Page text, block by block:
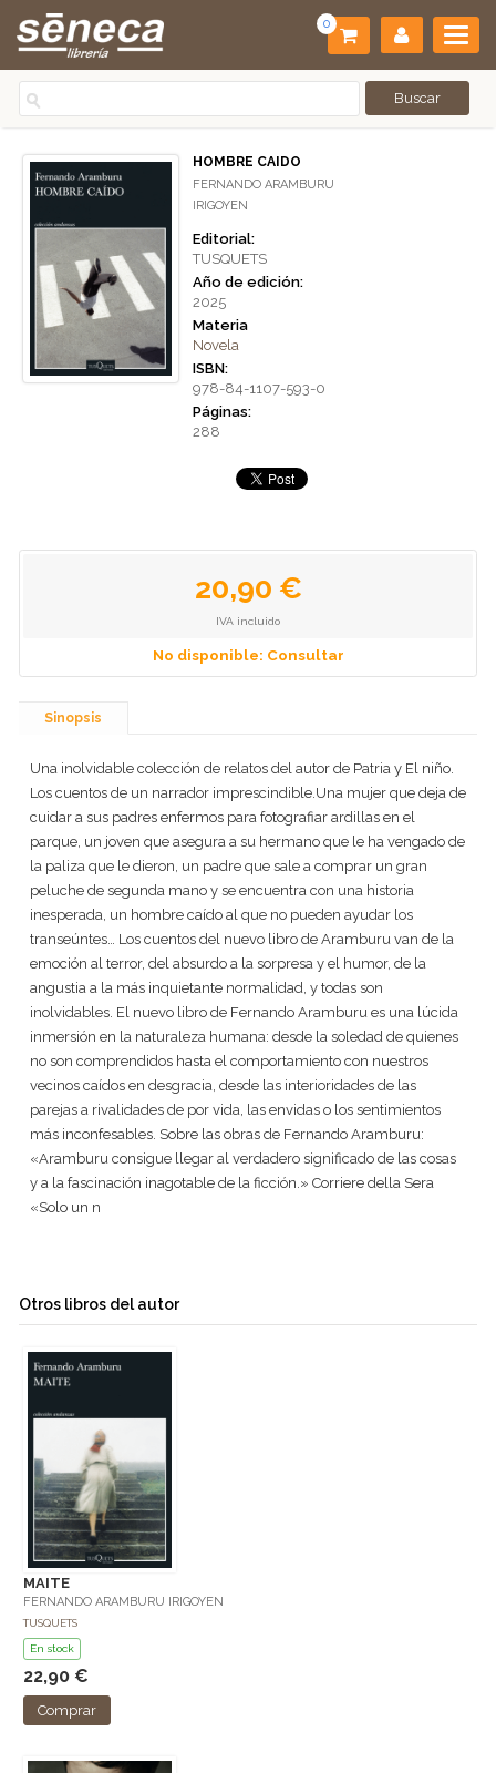
0
HOMBRE CAIDO
FERNANDO ARAMBURU
IRIGOYEN
Editorial:
TUSQUETS
Año de edición:
2025
Materia
Novela
ISBN:
978-84-1107-593-0
Páginas:
288
20,90 €
IVA incluido
No disponible: Consultar
Sinopsis
Una inolvidable colección de relatos del autor de Patria y El niño.
Los cuentos de un narrador imprescindible.Una mujer que deja de
cuidar a sus padres enfermos para fotografiar ardillas en el
parque, un joven que asegura a su hermano que le ha vengado de
la paliza que le dieron, un padre que sale a comprar un gran
peluche de segunda mano y se encuentra con una historia
inesperada, un hombre caído al que no pueden ayudar los
transeúntes… Los cuentos del nuevo libro de Aramburu van de la
emoción al terror, del absurdo a la sorpresa y el humor, de la
angustia a la más inquietante normalidad, y todas son
inolvidables. El nuevo libro de Fernando Aramburu es una lúcida
inmersión en la naturaleza humana: desde la soledad de quienes
no son comprendidos hasta el comportamiento con nuestros
vecinos caídos en desgracia, desde las interioridades de las
parejas a rivalidades de por vida, las envidas o los sentimientos
más inconfesables. Sobre las obras de Fernando Aramburu:
«Aramburu consigue llegar al verdadero significado de las cosas
y a la fascinación inagotable de la ficción.» Corriere della Sera
«Solo un n
Otros libros del autor
MAITE
FERNANDO ARAMBURU IRIGOYEN
TUSQUETS
En stock
22,90 €
Comprar